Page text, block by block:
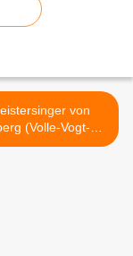
von
(Volle-Vogt-
Martin Kränzle-